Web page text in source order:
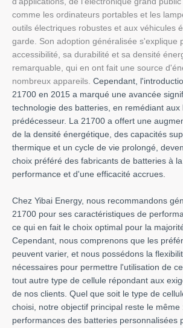
comme les ordinateurs portables et les
outils électriques robustes et aux véhicules
garde. Son adoption généralisée s'explique
accessibilité, sa durabilité et sa densité
remarquable, qui en ont fait une source
nombreux appareils. Cependant,
21700 en 2015 a marqué une avancée
technologie des batteries, en remédiant aux
prédécesseur. La 21700 a offert une
de la densité énergétique, des capacités
thermique et un cycle de vie prolongé,
choix préféré des fabricants de batteries à
performance et d'une efficacité accrues.
Chez Yibai Energy, nous recommandons
21700 pour ses caractéristiques de
ce qui en fait le choix optimal pour la
Cependant, nous comprenons que les
peuvent varier, et nous possédons la
nécessaires pour permettre l'utilisation de
tout autre type de cellule répondant aux
de nos clients. Quel que soit le type de
choisi, notre objectif principal reste le même
performances des batteries personnalisées